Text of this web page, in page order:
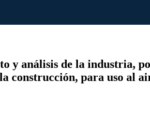
y análisis de la industria,
construcción, para uso al